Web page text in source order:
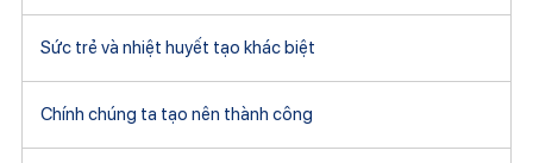
Sức trẻ và nhiệt huyết tạo khác biệt
Chính chúng ta tạo nên thành công